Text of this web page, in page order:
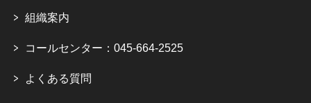
組織案内
コールセンター：045-664-2525
よくある質問